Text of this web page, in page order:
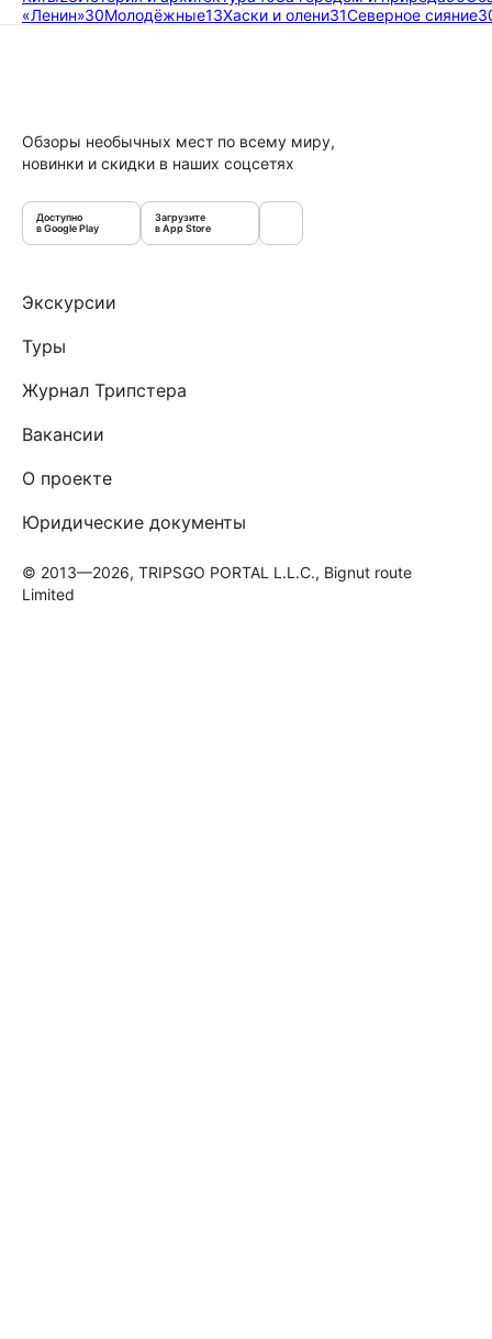
«Ленин»30Молодёжные13Хаски и олени31Северное сияние
Обзоры необычных мест по всему миру,
новинки и скидки в наших соцсетях
Доступно
в Google Play
Загрузите
в App Store
Экскурсии
Туры
Журнал Трипстера
Вакансии
О проекте
Юридические документы
© 2013—2026, TRIPSGO PORTAL L.L.C., Bignut route
Limited